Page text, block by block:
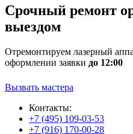
Срочный ремонт
выездом
Отремонтируем лазерный
оформлении заявки до 12:00
Вызвать мастера
Контакты:
+7 (495) 109-03-53
+7 (916) 170-00-28